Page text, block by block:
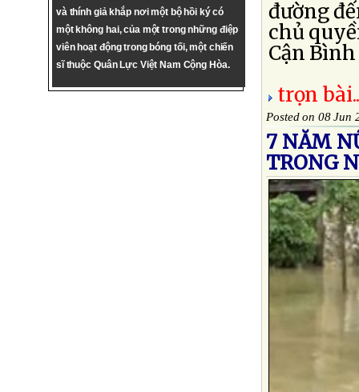
và thính giả khắp nơi một bộ hồi ký có
một không hai, của một trong những điệp
viên hoạt động trong bóng tối, một chiến
sĩ thuộc Quân Lực Việt Nam Cộng Hòa.
đường
chủ
Cận
trọn
Posted on 08 Jun
7 NĂM
TRONG